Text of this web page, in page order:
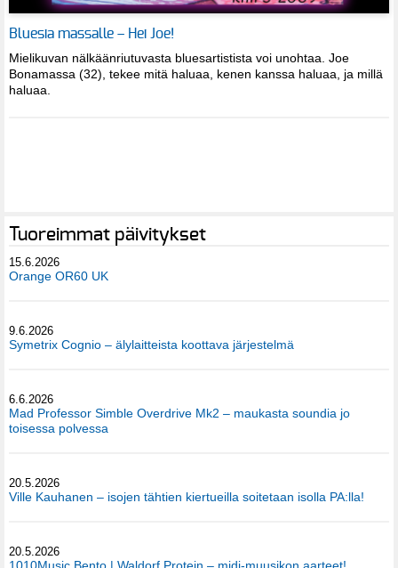
Bluesia massalle – Hei Joe!
Mielikuvan nälkäänriutuvasta bluesartistista voi unohtaa. Joe
Bonamassa (32), tekee mitä haluaa, kenen kanssa haluaa, ja millä
haluaa.
Tuoreimmat päivitykset
15.6.2026
Orange OR60 UK
9.6.2026
Symetrix Cognio – älylaitteista koottava järjestelmä
6.6.2026
Mad Professor Simble Overdrive Mk2 – maukasta soundia jo
toisessa polvessa
20.5.2026
Ville Kauhanen – isojen tähtien kiertueilla soitetaan isolla PA:lla!
20.5.2026